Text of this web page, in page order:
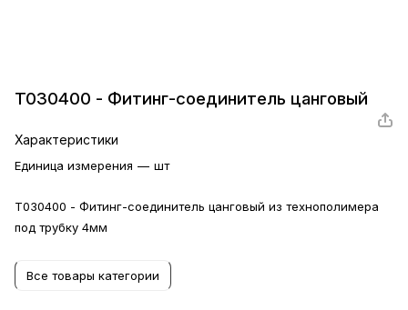
T030400 - Фитинг-соединитель цанговый
Характеристики
Единица измерения — шт
T030400 - Фитинг-соединитель цанговый из технополимера
под трубку 4мм
Все товары категории